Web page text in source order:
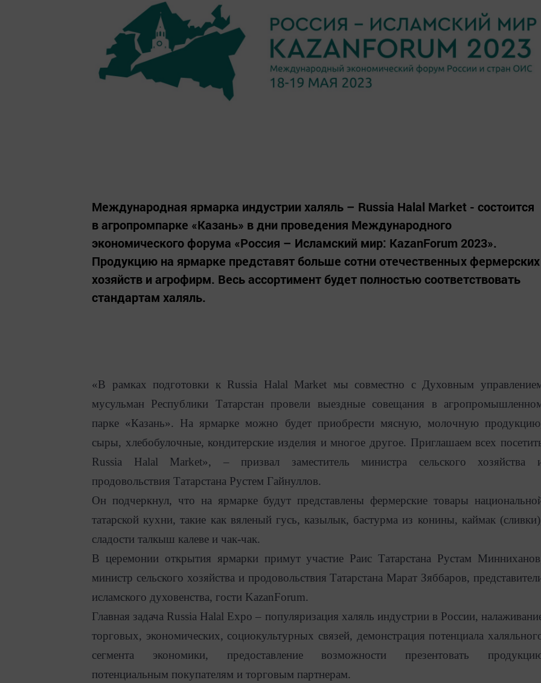
Международная ярмарка индустрии халяль – Russia Halal Market - состоится
в агропромпарке «Казань» в дни проведения Международного
экономического форума «Россия – Исламский мир: KazanForum 2023».
Продукцию на ярмарке представят больше сотни отечественных фермерских
хозяйств и агрофирм. Весь ассортимент будет полностью соответствовать
стандартам халяль.
«В рамках подготовки к Russia Halal Market мы совместно с Духовным
мусульман Республики Татарстан провели выездные совещания в
парке «Казань». На ярмарке можно будет приобрести мясную, молочную
сыры, хлебобулочные, кондитерские изделия и многое другое. Приглашаем всех
Russia Halal Market», – призвал заместитель министра сельского хозяйства
продовольствия Татарстана Рустем Гайнуллов.
Он подчеркнул, что на ярмарке будут представлены фермерские товары
татарской кухни, такие как вяленый гусь, казылык, бастурма из конины, каймак
сладости талкыш калеве и чак-чак.
В церемонии открытия ярмарки примут участие Раис Татарстана Рустам
министр сельского хозяйства и продовольствия Татарстана Марат Зяббаров,
исламского духовенства, гости KazanForum.
Главная задача Russia Halal Expo – популяризация халяль индустрии в России,
торговых, экономических, социокультурных связей, демонстрация потенциала
сегмента экономики, предоставление возможности презентовать
потенциальным покупателям и торговым партнерам.